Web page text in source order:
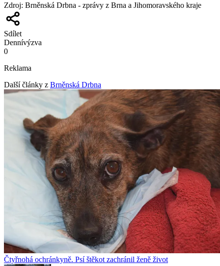
Zdroj: Brněnská Drbna - zprávy z Brna a Jihomoravského kraje
Sdílet
Dennívýzva
0
Reklama
Další články z Brněnská Drbna
Čtyřnohá ochránkyně. Psí štěkot zachránil ženě život